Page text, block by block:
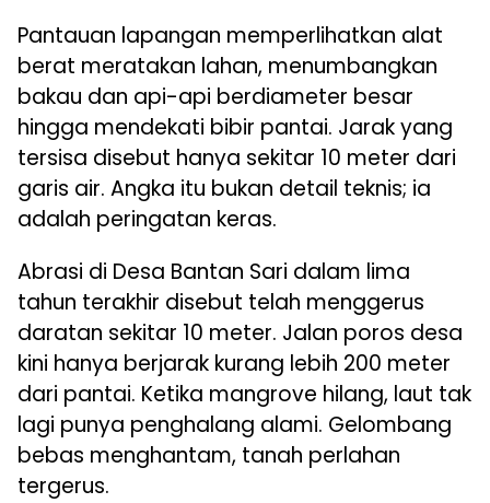
Pantauan lapangan memperlihatkan alat
berat meratakan lahan, menumbangkan
bakau dan api-api berdiameter besar
hingga mendekati bibir pantai. Jarak yang
tersisa disebut hanya sekitar 10 meter dari
garis air. Angka itu bukan detail teknis; ia
adalah peringatan keras.
Abrasi di Desa Bantan Sari dalam lima
tahun terakhir disebut telah menggerus
daratan sekitar 10 meter. Jalan poros desa
kini hanya berjarak kurang lebih 200 meter
dari pantai. Ketika mangrove hilang, laut tak
lagi punya penghalang alami. Gelombang
bebas menghantam, tanah perlahan
tergerus.